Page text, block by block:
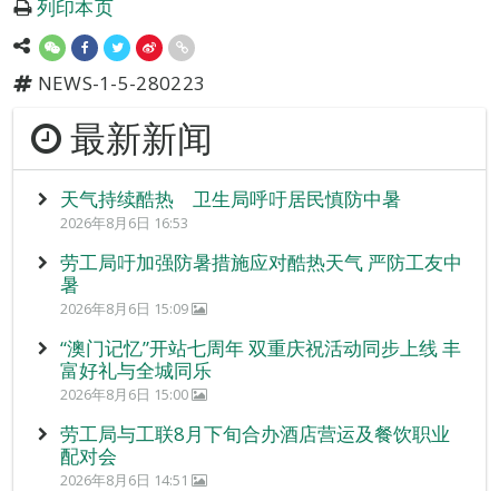
列印本页
NEWS-1-5-280223
最新新闻
天气持续酷热 卫生局呼吁居民慎防中暑
2026年8月6日 16:53
劳工局吁加强防暑措施应对酷热天气 严防工友中
暑
2026年8月6日 15:09
“澳门记忆”开站七周年 双重庆祝活动同步上线 丰
富好礼与全城同乐
2026年8月6日 15:00
劳工局与工联8月下旬合办酒店营运及餐饮职业
配对会
2026年8月6日 14:51